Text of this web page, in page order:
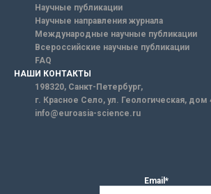
Научные публикации
Научные направления журнала
Международные научные публикации
Всероссийские научные публикации
FAQ
НАШИ КОНТАКТЫ
198320, Санкт-Петербург,
г. Красное Село, ул. Геологическая, дом
info@euroasia-science.ru
Email*